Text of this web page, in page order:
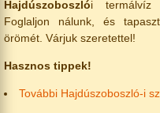
Hajdúszoboszlói termálvíz
Foglaljon nálunk, és
örömét. Várjuk szeretettel!
Hasznos tippek!
További Hajdúszoboszló-i